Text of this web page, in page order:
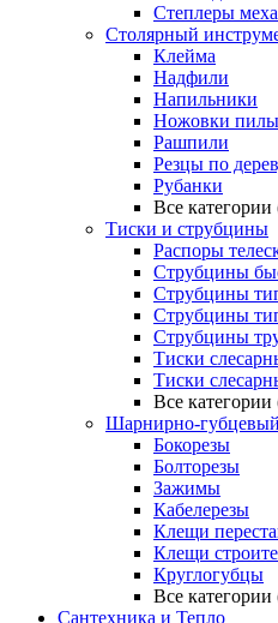
Степлеры
Столярный
Клейма
Надфили
Напильники
Ножовки
Рашпили
Резцы по
Рубанки
Все категории
Тиски и струбцины
Распоры
Струбцины
Струбцины
Струбцины
Струбцины
Тиски
Тиски
Все категории
Шарнирно-
Бокорезы
Болторезы
Зажимы
Кабелерезы
Клещи
Клещи
Круглогубцы
Все категории
Сантехника и Тепло